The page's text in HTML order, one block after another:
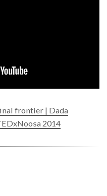
frontier | Dada
2014